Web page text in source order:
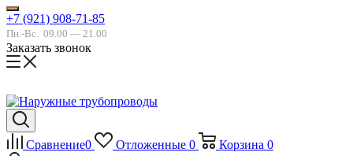
+7 (921) 908-71-85
Пн.-Вс. 09.00 — 21.00
Заказать звонок
Сравнение0 Отложенные 0 Корзина 0